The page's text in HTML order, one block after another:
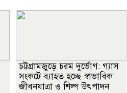
চট্টগ্রামজুড়ে চরম দুর্ভোগ: গ্যাস
সংকটে ব্যাহত হচ্ছে স্বাভাবিক
জীবনযাত্রা ও শিল্প উৎপাদন